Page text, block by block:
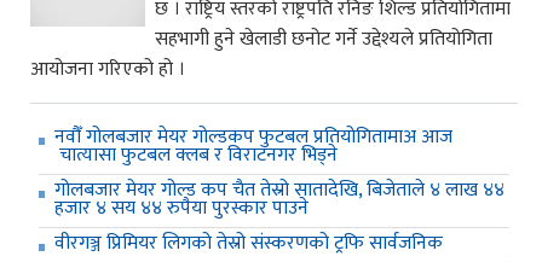
छ । राष्ट्रिय स्तरको राष्ट्रपति रनिङ शिल्ड प्रतियोगितामा
सहभागी हुने खेलाडी छनोट गर्ने उद्देश्यले प्रतियोगिता
आयोजना गरिएको हो ।
नवौँ गोलबजार मेयर गोल्डकप फुटबल प्रतियोगितामाअ आज
चात्यासा फुटबल क्लब र विराटनगर भिड्ने
गोलबजार मेयर गोल्ड कप चैत तेस्रो सातादेखि, बिजेताले ४ लाख ४४
हजार ४ सय ४४ रुपैया पुरस्कार पाउने
वीरगञ्ज प्रिमियर लिगको तेस्रो संस्करणको ट्रफि सार्वजनिक